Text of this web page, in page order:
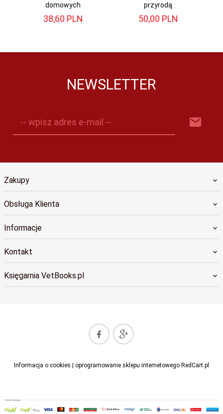
domowych
38,60 PLN
przyrodą
50,00 PLN
NEWSLETTER
-- wpisz adres e-mail --
Zakupy
Obsługa Klienta
Informacje
Kontakt
Księgarnia VetBooks.pl
Informacja o cookies oprogramowanie sklepu internetowego RedCart.pl